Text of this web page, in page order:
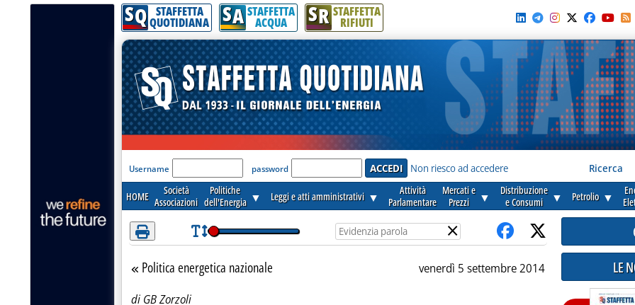
Attenzione! Esegui l'accesso per lèggere interamente la notizia.
SQ STAFFETTA
QUOTIDIANA SA STAFFETTA
ACQUA SR STAFFETTA
RIFIUTI
'Modulo Login per accedere'
Username password Non riesco ad accedere Ricerca
HOME
Società
Associazioni
Politiche
dell'Energia ▼ Leggi e atti amministrativi ▼
Attività
Parlamentare
Mercati e
Prezzi
▼
Distribuzione
e Consumi
▼ Petrolio ▼
×
Torna alla sezione
Politica energetica nazionale
venerdì 5 settembre 2014
di GB Zorzoli
LE